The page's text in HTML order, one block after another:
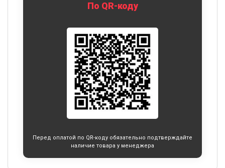
По QR-коду
Перед оплатой по QR-коду обязательно подтверждайте
наличие товара у менеджера